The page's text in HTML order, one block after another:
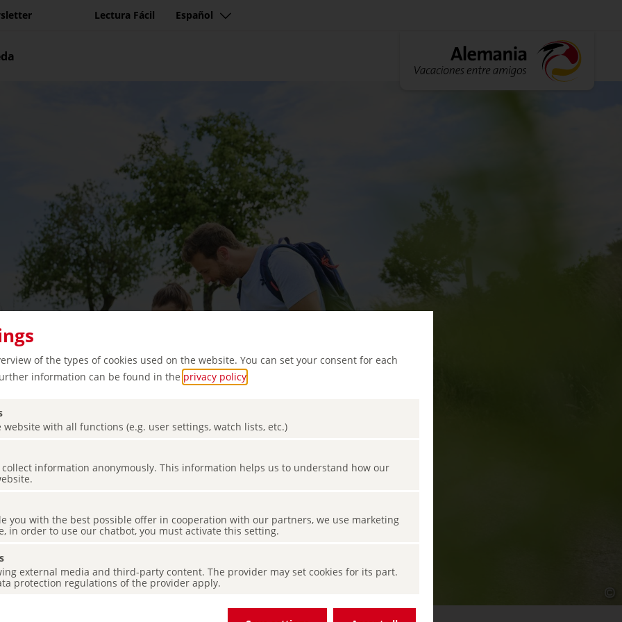
of the types of cookies used on the website. You can set your consent for each
information can be found in the privacy policy
website with all functions (e.g. user settings, watch lists, etc.)
collect information anonymously. This information helps us to understand how our
you with the best possible offer in cooperation with our partners, we use marketing
in order to use our chatbot, you must activate this setting.
external media and third-party content. The provider may set cookies for its part.
protection regulations of the provider apply.
Lectura Fácil Español
y